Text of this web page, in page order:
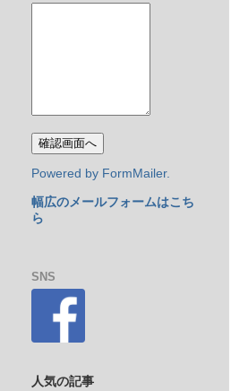
Powered by FormMailer.
幅広のメールフォームはこち
ら
SNS
人気の記事